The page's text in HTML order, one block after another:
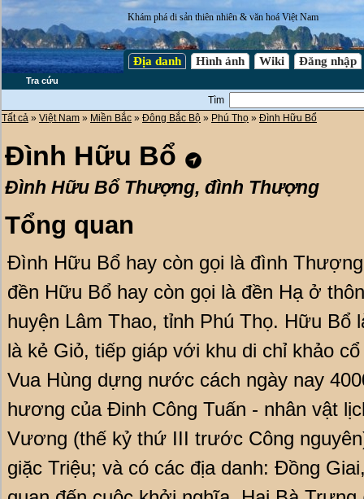
Khám phá di sản thiên nhiên & văn hoá Việt Nam
Địa danh Hình ảnh Wiki Đăng nhập
Tra cứu
Tìm
Tất cả » Việt Nam » Miền Bắc » Đông Bắc Bộ » Phú Thọ » Đình Hữu Bổ
Đình Hữu Bổ
Đình Hữu Bổ Thượng, đình Thượng
Tổng quan
Đình Hữu Bổ hay còn gọi là đình
đền Hữu Bổ hay còn gọi là đền Hạ ở
huyện Lâm Thao, tỉnh Phú Thọ. Hữu Bổ
là kẻ Giỏ, tiếp giáp với khu di chỉ khảo
Vua Hùng dựng nước cách ngày nay
hương của Đinh Công Tuấn - nhân vật
Vương (thế kỷ thứ III trước Công
giặc Triệu; và có các địa danh: Đồng